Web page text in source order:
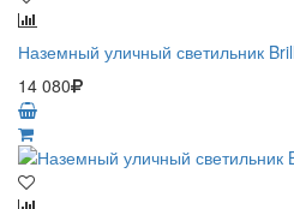
Наземный уличный светильник
14 080